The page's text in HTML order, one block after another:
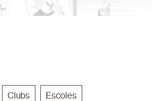
Clubs Escoles